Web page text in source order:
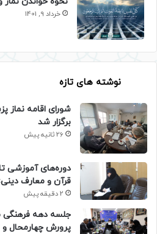
خرداد 9, 1401
نوشته های تازه
شورای اقامه نماز
برگزار شد
26 ثانیه پیش
دوره‌های آموزشی
قرآن و معارف
2 دقیقه پیش
جلسه دهه فرهنگی
پرورش چهارمحال و